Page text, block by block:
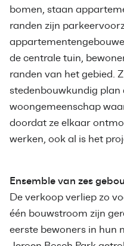
bomen, staan
randen zijn
de centrale tuin,
randen van het gebied.
stedenbouwkundig plan
woongemeenschap
doordat ze elkaar
werken, ook al is het
Ensemble van zes
De verkoop verliep zo
één bouwstroom zijn
eerste bewoners in hun